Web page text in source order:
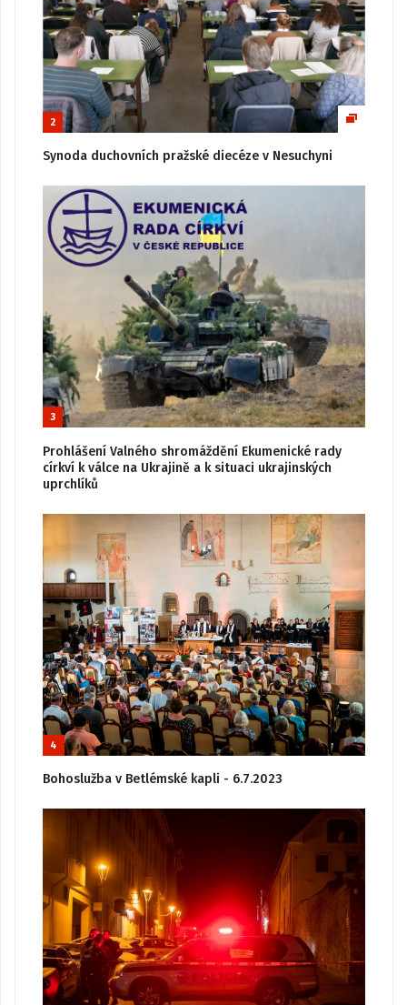
2
Synoda duchovních pražské diecéze v Nesuchyni
3
Prohlášení Valného shromáždění Ekumenické rady
církví k válce na Ukrajině a k situaci ukrajinských
uprchlíků
4
Bohoslužba v Betlémské kapli - 6.7.2023